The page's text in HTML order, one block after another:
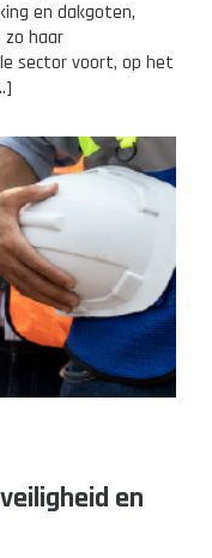
en dakgoten,
zo haar
sector voort, op het
en